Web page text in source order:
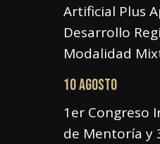
Artificial Plus
Desarrollo
Modalidad
10 AGOSTO
1er Congreso
de Mentoría y